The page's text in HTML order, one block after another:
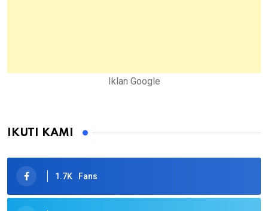
Iklan Google
IKUTI KAMI
1.7K Fans